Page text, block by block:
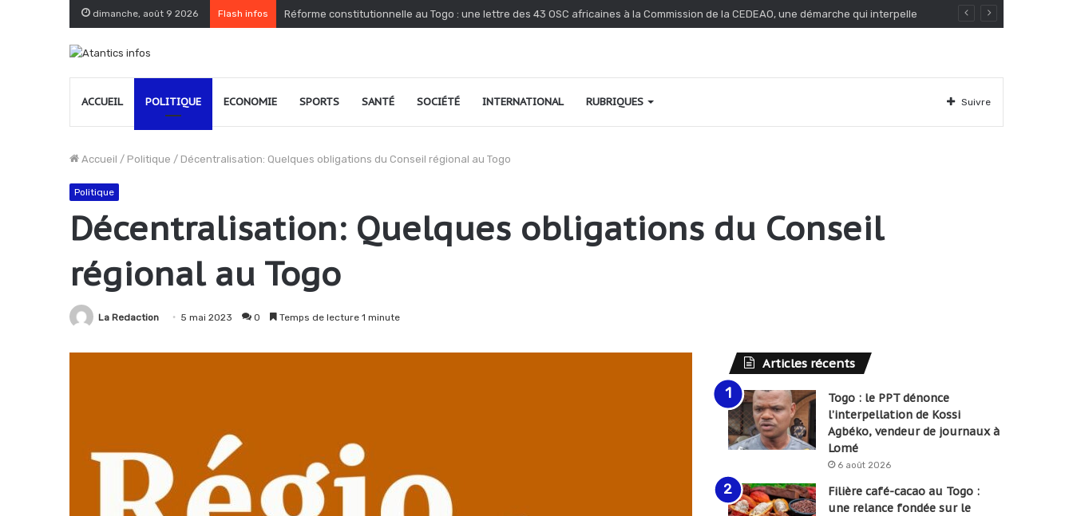
dimanche, août 9 2026 Flash infos Réforme constitutionnelle au Togo : une lettre des 43 OSC africaines à la Commission de la CEDEAO, une démarche qui interpelle
ACCUEIL POLITIQUE ECONOMIE SPORTS SANTÉ SOCIÉTÉ INTERNATIONAL RUBRIQUES Suivre
Accueil / Politique / Décentralisation: Quelques obligations du Conseil régional au Togo
Politique
Décentralisation: Quelques obligations du Conseil
régional au Togo
La Redaction 5 mai 2023 0 Temps de lecture 1 minute
Articles récents
Togo : le PPT dénonce
l’interpellation de Kossi
Agbéko, vendeur de journaux à
Lomé
6 août 2026
Filière café-cacao au Togo :
une relance fondée sur le